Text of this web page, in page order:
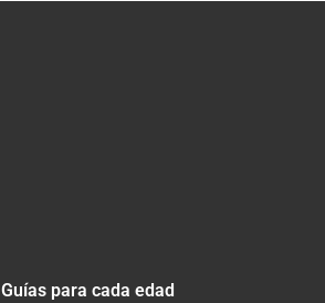
Guías para cada edad